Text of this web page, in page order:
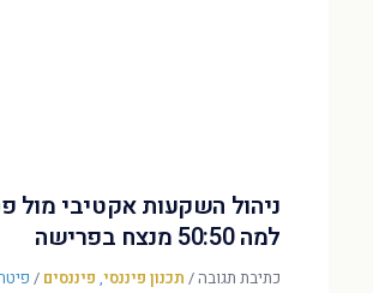
ניהול השקעות אקטיבי מול
למה 50:50 מנצח בפרישה
כתיבת תגובה/ תכנון פיננסי, פיננסים / פיטר